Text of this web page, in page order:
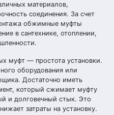
материалов,
соединения. За счет
обжимные муфты
в сантехнике, отоплении,
муфт — простота установки.
оборудования или
Достаточно иметь
который сжимает муфту
и долговечный стык. Это
затраты на установку.